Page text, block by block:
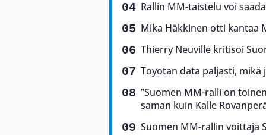
Rallin MM-taistelu voi
Mika Häkkinen otti kantaa
Thierry Neuville kritisoi
Toyotan data paljasti,
”Suomen MM-ralli on
saman kuin Kalle
Suomen MM-rallin voittaja